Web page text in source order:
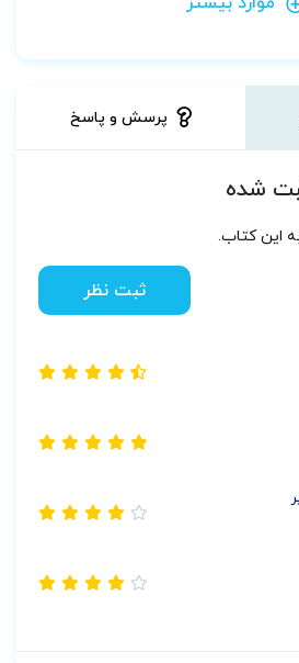
پرسش و پاسخ
این کتاب.
ثبت نظر